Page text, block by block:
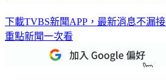
下載TVBS新聞APP，最新消息不漏接
重點新聞一次看